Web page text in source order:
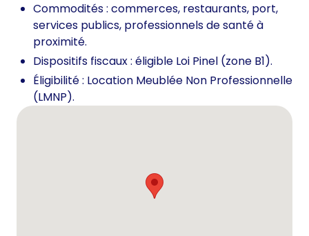
Commodités : commerces, restaurants, port,
services publics, professionnels de santé à
proximité.
Dispositifs fiscaux : éligible Loi Pinel (zone B1).
Éligibilité : Location Meublée Non Professionnelle
(LMNP).